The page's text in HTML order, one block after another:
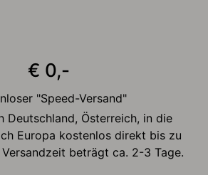
€ 0,-
"Speed-Versand"
Deutschland, Österreich, in die
Europa kostenlos direkt bis zu
Versandzeit beträgt ca. 2-3 Tage.